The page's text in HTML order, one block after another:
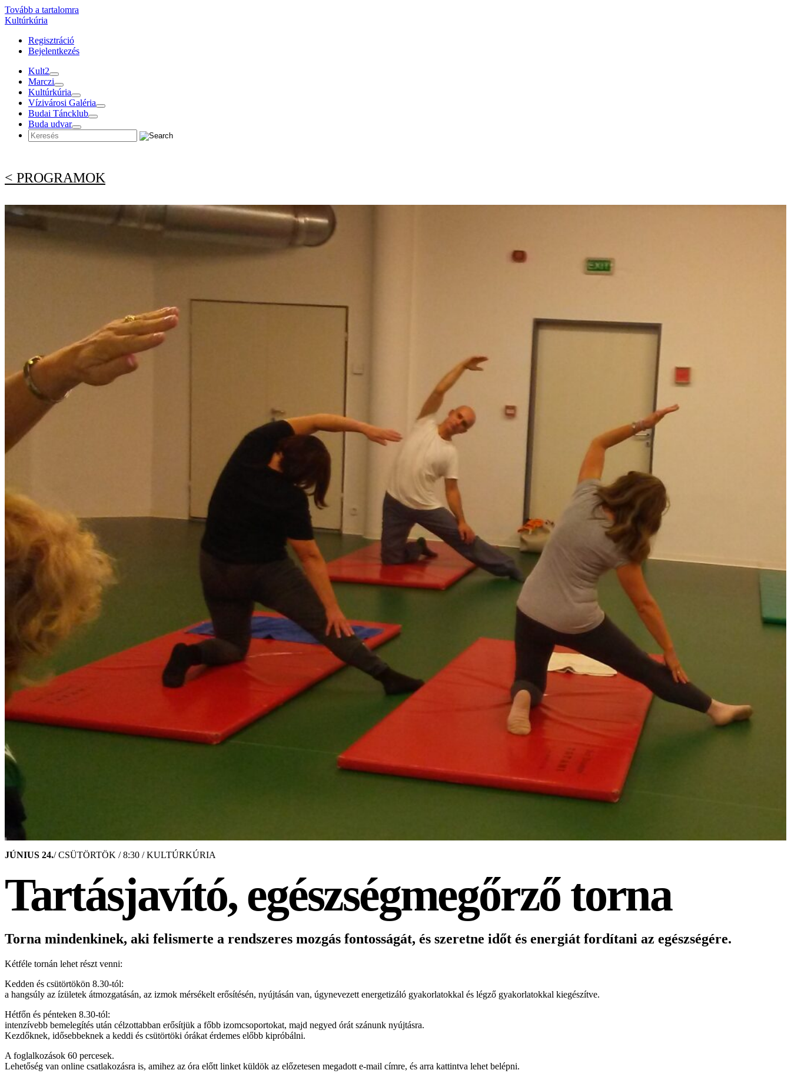
Tovább a tartalomra
Kultúrkúria
Regisztráció
Bejelentkezés
Kult2
Marczi
Kultúrkúria
Vízivárosi Galéria
Budai Táncklub
Buda udvar
< PROGRAMOK
JÚNIUS 24./ CSÜTÖRTÖK / 8:30 / KULTÚRKÚRIA
Tartásjavító, egészségmegőrző torna
Torna mindenkinek, aki felismerte a rendszeres mozgás fontosságát, és szeretne időt és energiát fordítani az egészségére.
Kétféle tornán lehet részt venni:
Kedden és csütörtökön 8.30-tól:
a hangsúly az ízületek átmozgatásán, az izmok mérsékelt erősítésén, nyújtásán van, úgynevezett energetizáló gyakorlatokkal és légző gyakorlatokkal kiegészítve.
Hétfőn és pénteken 8.30-tól:
intenzívebb bemelegítés után célzottabban erősítjük a főbb izomcsoportokat, majd negyed órát szánunk nyújtásra.
Kezdőknek, idősebbeknek a keddi és csütörtöki órákat érdemes előbb kipróbálni.
A foglalkozások 60 percesek.
Lehetőség van online csatlakozásra is, amihez az óra előtt linket küldök az előzetesen megadott e-mail címre, és arra kattintva lehet belépni.